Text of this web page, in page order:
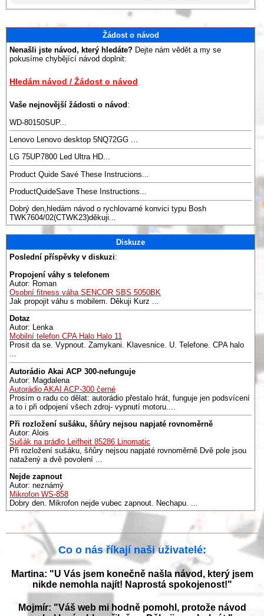
Žádost o návod
Nenašli jste návod, který hledáte? Dejte nám vědět a my se
pokusíme chybějící návod doplnit:
Hledám návod / Žádost o návod
Vaše nejnovější žádosti o návod :
WD-80150SUP...
Lenovo Lenovo desktop 5NQ72GG ...
LG 75UP7800 Led Ultra HD...
Product Quide Savé These Instrucions...
ProductQuideSave These Instructions...
Dobrý den,hledám návod o rychlovarné konvici typu Bosh
TWK7604/02(CTWK23)děkuji...
Diskuze
Poslední příspěvky v diskuzi:
Propojení váhy s telefonem
Autor: Roman
Osobní fitness váha SENCOR SBS 5050BK
Jak propojit váhu s mobilem. Děkuji Kurz ...
Dotaz
Autor: Lenka
Mobilní telefon CPA Halo Halo 11
Prosit da se. Vypnout. Zamykani. Klavesnice. U. Telefone. CPA halo
...
Autorádio Akai ACP 300-nefunguje
Autor: Magdalena
Autorádio AKAI ACP-300 černé
Prosím o radu co dělat: autorádio přestalo hrát, funguje jen podsvícení
a to i při odpojení všech zdroj- vypnutí motoru....
Při rozložení sušáku, šňůry nejsou napjaté rovnoměrně
Autor: Alois
Sušák na prádlo Leifheit 85286 Linomatic
Při rozložení sušáku, šňůry nejsou napjaté rovnoměrně Dvě pole jsou
natažený a dvě povolení ...
Nejde zapnout
Autor: neznámý
Mikrofon WS-858
Dobry den. Mikrofon nejde vubec zapnout. Nechapu. ...
Co o nás říkají naši uživatelé:
Martina: "U Vás jsem konečně našla návod, který jsem
nikde nemohla najít! Naprostá spokojenost!"
Mojmír: "Váš web mi hodně pomohl, protože návod